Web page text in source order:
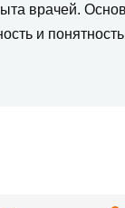
врачей.
и